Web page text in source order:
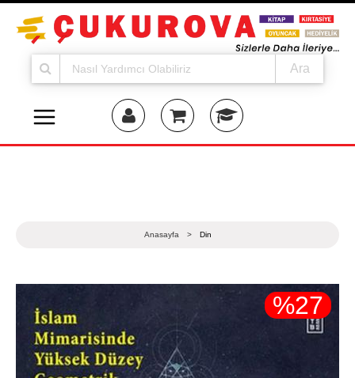
Ara
Anasayfa > Din
%27